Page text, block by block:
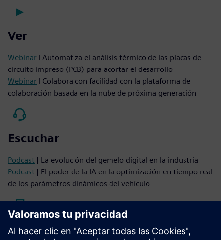
Ver
Webinar I Automatiza el análisis térmico de las placas de
circuito impreso (PCB) para acortar el desarrollo
Webinar I Colabora con facilidad con la plataforma de
colaboración basada en la nube de próxima generación
Escuchar
Podcast | La evolución del gemelo digital en la industria
Podcast | El poder de la IA en la optimización en tiempo real
de los parámetros dinámicos del vehículo
Leer